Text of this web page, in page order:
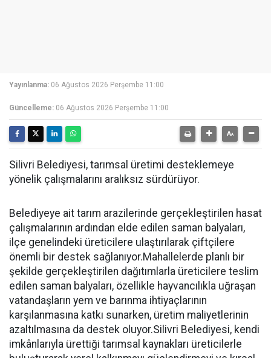
Yayınlanma: 06 Ağustos 2026 Perşembe 11:00
Güncelleme: 06 Ağustos 2026 Perşembe 11:00
Silivri Belediyesi, tarımsal üretimi desteklemeye
yönelik çalışmalarını aralıksız sürdürüyor.
Belediyeye ait tarım arazilerinde gerçekleştirilen hasat
çalışmalarının ardından elde edilen saman balyaları,
ilçe genelindeki üreticilere ulaştırılarak çiftçilere
önemli bir destek sağlanıyor.Mahallelerde planlı bir
şekilde gerçekleştirilen dağıtımlarla üreticilere teslim
edilen saman balyaları, özellikle hayvancılıkla uğraşan
vatandaşların yem ve barınma ihtiyaçlarının
karşılanmasına katkı sunarken, üretim maliyetlerinin
azaltılmasına da destek oluyor.Silivri Belediyesi, kendi
imkânlarıyla ürettiği tarımsal kaynakları üreticilerle